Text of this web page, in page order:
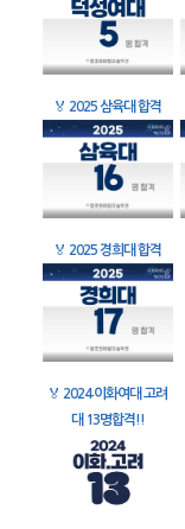
🏅 2025 삼육대 합격
🏅 2025 경희대 합격
🏅 2024 이화여대 고려
대 13명합격!!